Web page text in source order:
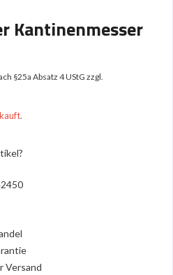
Kantinenmesser
§25a Absatz 4 UStG zzgl.
Versand